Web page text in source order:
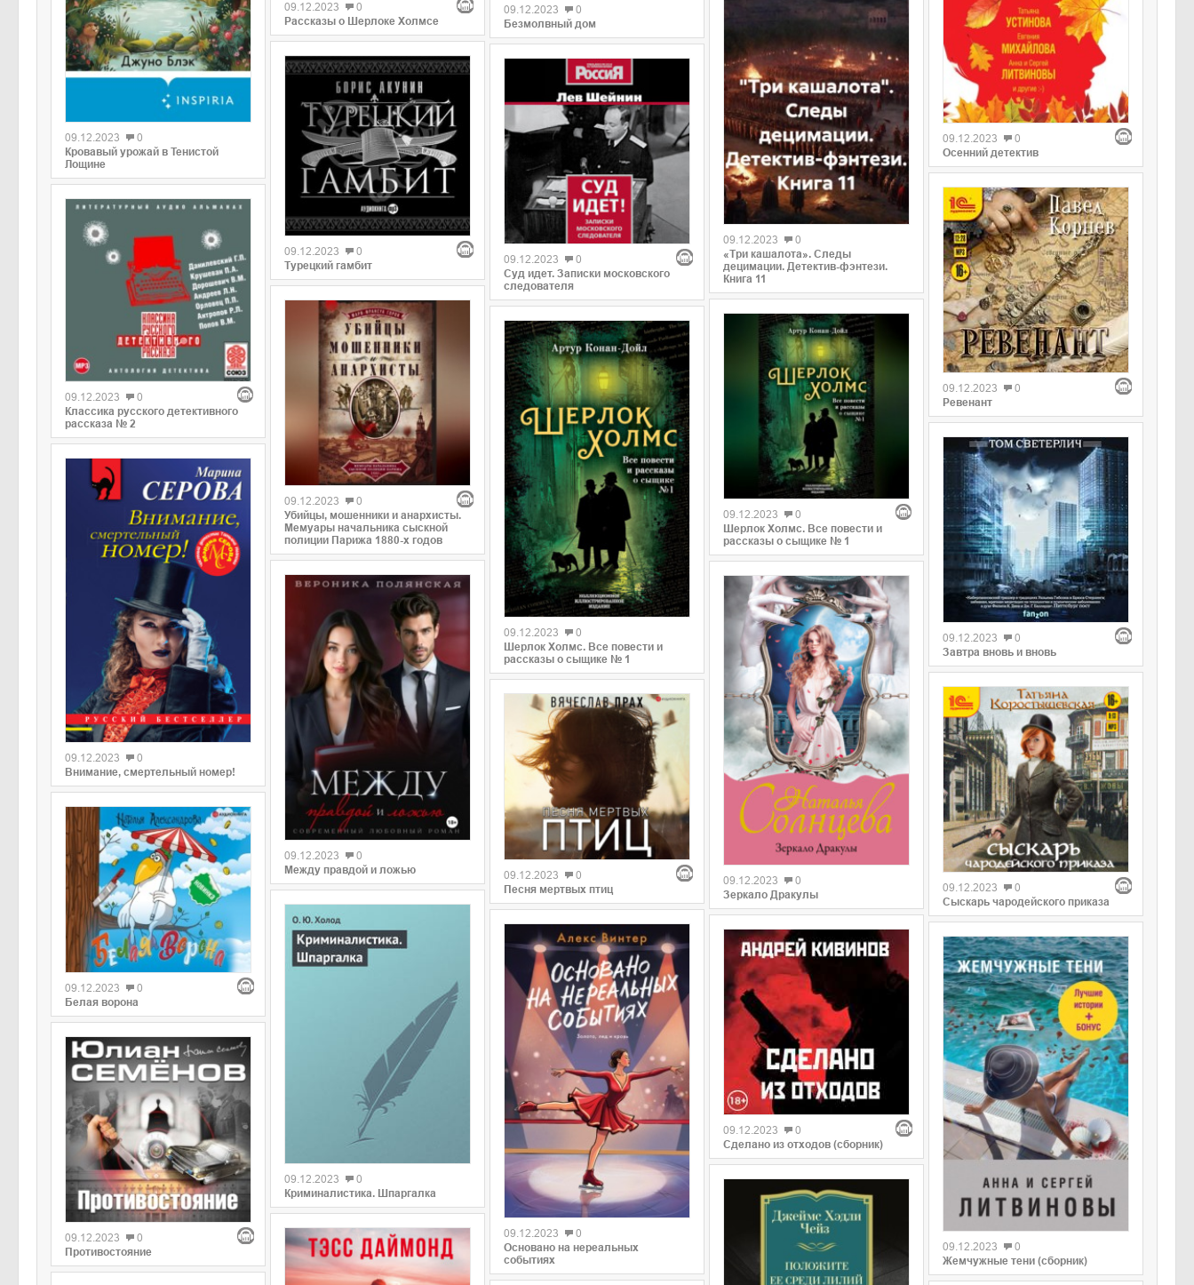
09.12.2023
0
Кровавый урожай в Тенистой
Лощине
09.12.2023
0
Классика русского детективного
рассказа № 2
09.12.2023
0
Внимание, смертельный номер!
09.12.2023
0
Белая ворона
09.12.2023
0
Противостояние
09.12.2023
0
Рассказы о Шерлоке Холмсе
09.12.2023
0
Турецкий гамбит
09.12.2023
0
Убийцы, мошенники и анархисты.
Мемуары начальника сыскной
полиции Парижа 1880-х годов
09.12.2023
0
Между правдой и ложью
09.12.2023
0
Криминалистика. Шпаргалка
09.12.2023
0
Безмолвный дом
09.12.2023
0
Суд идет. Записки московского
следователя
09.12.2023
0
Шерлок Холмс. Все повести и
рассказы о сыщике № 1
09.12.2023
0
Песня мертвых птиц
09.12.2023
0
Основано на нереальных
событиях
09.12.2023
0
«Три кашалота». Следы
децимации. Детектив-фэнтези.
Книга 11
09.12.2023
0
Шерлок Холмс. Все повести и
рассказы о сыщике № 1
09.12.2023
0
Зеркало Дракулы
09.12.2023
0
Сделано из отходов (сборник)
09.12.2023
0
Осенний детектив
09.12.2023
0
Ревенант
09.12.2023
0
Завтра вновь и вновь
09.12.2023
0
Сыскарь чародейского приказа
09.12.2023
0
Жемчужные тени (сборник)